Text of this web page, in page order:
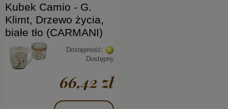
Kubek Camio - G.
Klimt, Drzewo życia,
białe tło (CARMANI)
Dostępność:
Dostępny
66,42 zł